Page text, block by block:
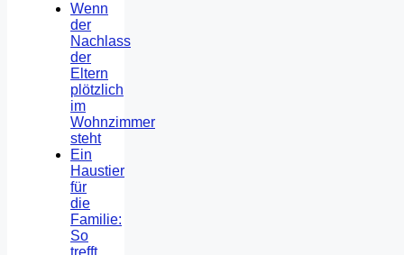
Wenn
der
Nachlass
der
Eltern
plötzlich
im
Wohnzimmer
steht
Ein
Haustier
für
die
Familie:
So